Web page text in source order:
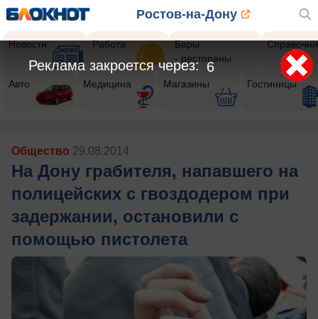
Ростов-на-Дону
Новости Работа
Бары
- рестораны
Авто Медицина Магазины Гостиницы
Общество 29.08.2014
На Дону грабителя, напавшего на
полицейских с гвоздодером при
задержании, остановили с
помощью пистолета
4
Реклама закроется через: